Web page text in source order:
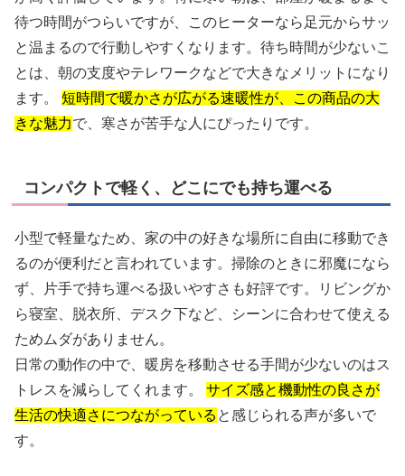
待つ時間がつらいですが、このヒーターなら足元からサッ
と温まるので行動しやすくなります。待ち時間が少ないこ
とは、朝の支度やテレワークなどで大きなメリットになり
ます。 短時間で暖かさが広がる速暖性が、この商品の大
きな魅力で、寒さが苦手な人にぴったりです。
コンパクトで軽く、どこにでも持ち運べる
小型で軽量なため、家の中の好きな場所に自由に移動でき
るのが便利だと言われています。掃除のときに邪魔になら
ず、片手で持ち運べる扱いやすさも好評です。リビングか
ら寝室、脱衣所、デスク下など、シーンに合わせて使える
ためムダがありません。
日常の動作の中で、暖房を移動させる手間が少ないのはス
トレスを減らしてくれます。 サイズ感と機動性の良さが
生活の快適さにつながっている と感じられる声が多いで
す。